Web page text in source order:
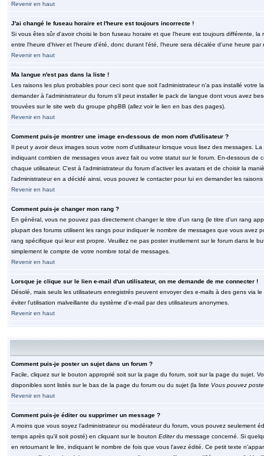
Revenir en haut
J'ai changé le fuseau horaire et l'heure est toujours incorrecte !
Si vous êtes sûr d'avoir choisi le bon fuseau horaire et que l'heure est toujours différente,
entre l'heure d'hiver et l'heure d'été, donc durant l'été, l'heure sera décalée d'une heure par
Revenir en haut
Ma langue n'est pas dans la liste !
Les raisons les plus probables pour ceci sont que soit l'administrateur n'a pas installé
demander à l'administrateur du forum s'il peut installer le pack de langue dont vous avez
trouvées sur le site web du groupe phpBB (allez voir le lien en bas des pages).
Revenir en haut
Comment puis-je montrer une image en-dessous de mon nom d'utilisateur ?
Il peut y avoir deux images sous votre nom d'utilisateur lorsque vous lisez des messages.
indiquant combien de messages vous avez fait ou votre statut sur le forum. En-dessous
chaque utilisateur. C'est à l'administrateur du forum d'activer les avatars et de choisir la
l'administrateur en a décidé ainsi, vous pouvez le contacter pour lui en demander les
Revenir en haut
Comment puis-je changer mon rang ?
En général, vous ne pouvez pas directement changer le titre d'un rang (le titre d'un rang
plupart des forums utilisent les rangs pour indiquer le nombre de messages que vous avez
rang spécifique qui leur est propre. Veuillez ne pas poster inutilement sur le forum dans le
simplement le compte de votre nombre total de messages.
Revenir en haut
Lorsque je clique sur le lien e-mail d'un utilisateur, on me demande de me connecter !
Désolé, mais seuls les utilisateurs enregistrés peuvent envoyer des e-mails à des gens via
éviter l'utilisation malveillante du système d'e-mail par des utilisateurs anonymes.
Revenir en haut
Comment puis-je poster un sujet dans un forum ?
Facile, cliquez sur le bouton approprié soit sur la page du forum, soit sur la page du sujet.
disponibles sont listés sur le bas de la page du forum ou du sujet (la liste Vous pouvez
Revenir en haut
Comment puis-je éditer ou supprimer un message ?
A moins que vous soyez l'administrateur ou modérateur du forum, vous pouvez seulement
temps après qu'il soit posté) en cliquant sur le bouton Editerdu message concerné. Si
en retournant le lire, indiquant le nombre de fois que vous l'avez édité. Ce petit texte